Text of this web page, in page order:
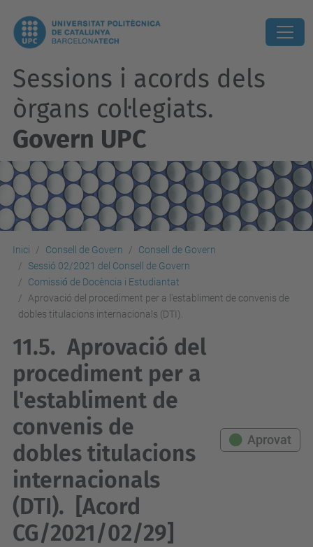
Sessions i acords dels
òrgans col·legiats.
Govern UPC
Inici Consell de Govern
Consell de Govern
Sessió 02/2021 del Consell de Govern
Comissió́ de Docència i Estudiantat
Aprovació del procediment per a l'establiment de convenis de
dobles titulacions internacionals (DTI).
11.5. Aprovació del
procediment per a
l'establiment de
convenis de
dobles titulacions
internacionals
(DTI).
[Acord
CG/2021/02/29]
Aprovat